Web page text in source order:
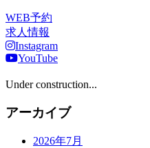
WEB予約
求人情報
Instagram
YouTube
Under construction...
アーカイブ
2026年7月